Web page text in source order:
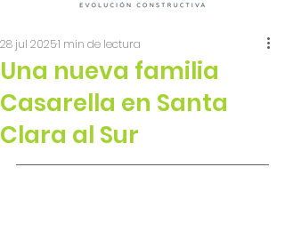
Una nueva familia
Casarella en Santa
Clara al Sur
28 jul 20251 min de lectura